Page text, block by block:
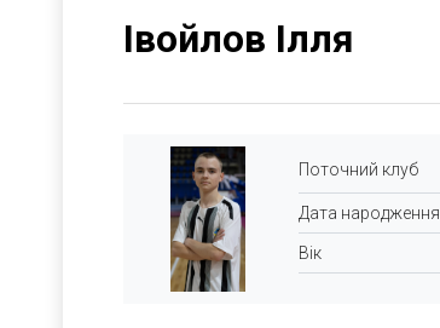
Івойлов Ілля
Поточний клуб
Дата народження
Вік